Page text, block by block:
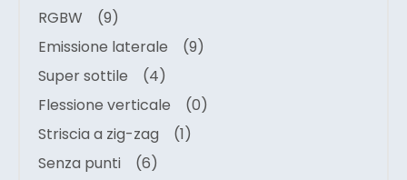
RGBW
(9)
Emissione laterale
(9)
Super sottile
(4)
Flessione verticale
(0)
Striscia a zig-zag
(1)
Senza punti
(6)